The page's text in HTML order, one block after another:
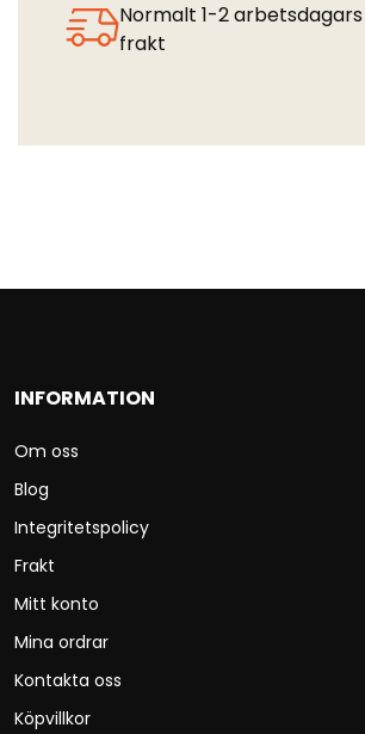
Normalt 1-2 arbetsdagars
frakt
INFORMATION
Om oss
Blog
Integritetspolicy
Frakt
Mitt konto
Mina ordrar
Kontakta oss
Köpvillkor